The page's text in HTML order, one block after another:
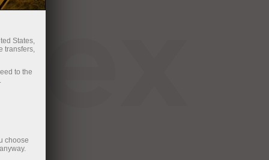
States,
transfers,
to the
choose